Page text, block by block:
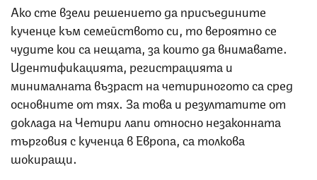
Ако сте взели решението да присъедините
кученце към семейството си, то вероятно се
чудите кои са нещата, за които да внимавате.
Идентификацията, регистрацията и
минималната възраст на четириногото са сред
основните от тях. За това и резултатите от
доклада на Четири лапи относно незаконната
търговия с кученца в Европа, са толкова
шокиращи.